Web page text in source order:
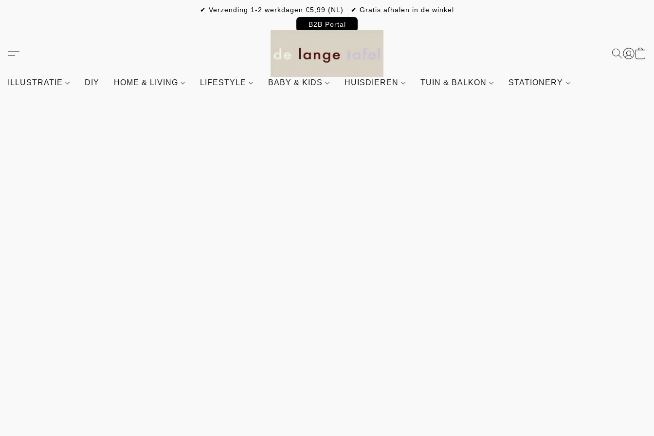
✔ Verzending 1-2 werkdagen €5,99 (NL) ✔ Gratis afhalen in de winkel
B2B Portal
ILLUSTRATIE DIY HOME & LIVING LIFESTYLE BABY & KIDS HUISDIEREN TUIN & BALKON STATIONERY